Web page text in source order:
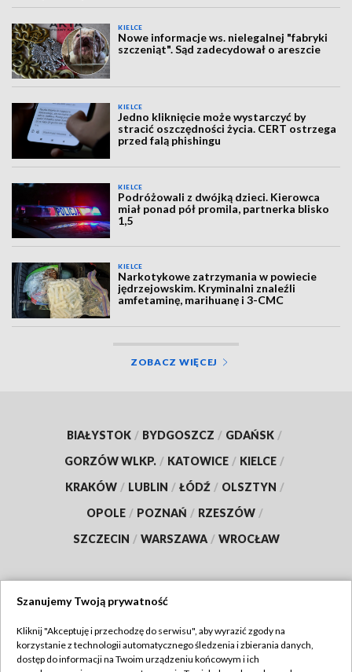
KIELCE
Nowe informacje ws. nielegalnej "fabryki
szczeniąt". Sąd zadecydował o areszcie
KIELCE
Jedno kliknięcie może wystarczyć by
stracić oszczędności życia. CERT ostrzega
przed falą phishingu
KIELCE
Podróżowali z dwójką dzieci. Kierowca
miał ponad pół promila, partnerka blisko
1,5
KIELCE
Narkotykowe zatrzymania w powiecie
jędrzejowskim. Kryminalni znaleźli
amfetaminę, marihuanę i 3-CMC
ZOBACZ WIĘCEJ
BIAŁYSTOK / BYDGOSZCZ / GDAŃSK /
GORZÓW WLKP. / KATOWICE / KIELCE /
KRAKÓW / LUBLIN / ŁÓDŹ / OLSZTYN /
OPOLE / POZNAŃ / RZESZÓW /
SZCZECIN / WARSZAWA / WROCŁAW
TVP
Szanujemy Twoją prywatność
Kliknij "Akceptuję i przechodzę do serwisu", aby wyrazić zgody na
korzystanie z technologii automatycznego śledzenia i zbierania danych,
dostęp do informacji na Twoim urządzeniu końcowym i ich